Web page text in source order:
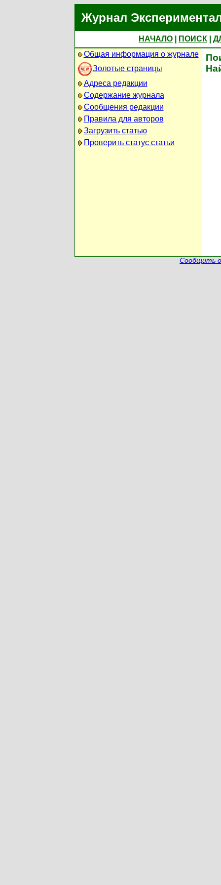
Журнал
НАЧАЛО ПОИСК
Общая информация о журнале
Золотые страницы
Адреса редакции
Содержание журнала
Сообщения редакции
Правила для авторов
Загрузить статью
Проверить статус статьи
Сообщить о